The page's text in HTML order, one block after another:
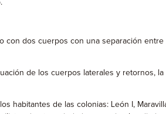
con dos cuerpos con una separación
de los cuerpos laterales y retornos,
habitantes de las colonias: León I,